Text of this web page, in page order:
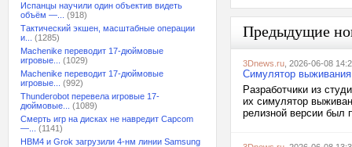
Испанцы научили один объектив видеть
объём —...
(918)
Тактический экшен, масштабные операции
и...
(1285)
Machenike переводит 17-дюймовые
игровые...
(1029)
Machenike переводит 17-дюймовые
игровые...
(992)
Thunderobot перевела игровые 17-
дюймовые...
(1089)
Смерть игр на дисках не навредит Capcom
—...
(1141)
HBM4 и Grok загрузили 4-нм линии Samsung
Предыдущие
3Dnews.ru , 2026-06-08
Симулятор
Разработчики из
их симулятор
релизной версии был